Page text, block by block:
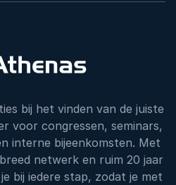
bij het vinden van de juiste
voor congressen, seminars,
interne bijeenkomsten. Met
netwerk en ruim 20 jaar
bij iedere stap, zodat je met